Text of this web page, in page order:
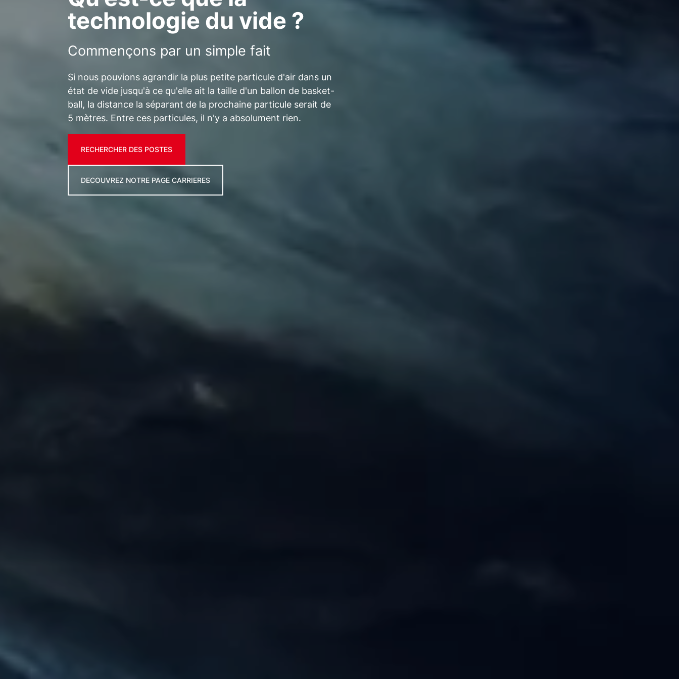
technologie du vide ?
Commençons par un simple fait
Si nous pouvions agrandir la plus petite particule d'air dans un
état de vide jusqu'à ce qu'elle ait la taille d'un ballon de basket-
ball, la distance la séparant de la prochaine particule serait de
5 mètres. Entre ces particules, il n'y a absolument rien.
RECHERCHER DES POSTES
DECOUVREZ NOTRE PAGE CARRIERES